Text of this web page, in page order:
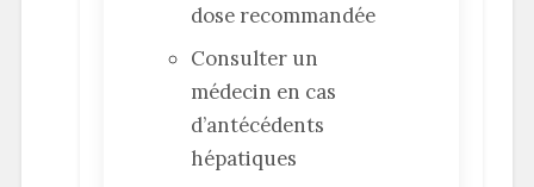
dose recommandée
Consulter un
médecin en cas
d’antécédents
hépatiques